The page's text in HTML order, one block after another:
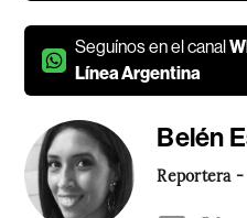
Seguínos en el canal
Línea Argentina
Belén
Reportera